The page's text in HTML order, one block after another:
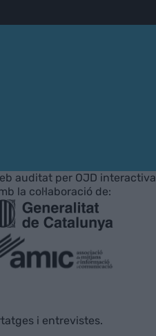
auditat per OJD interactiva
la col·laboració de:
i entrevistes.